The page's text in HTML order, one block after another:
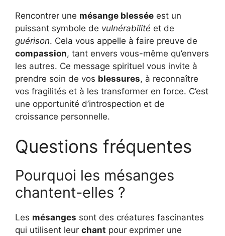
Rencontrer une mésange blessée est un
puissant symbole de vulnérabilité et de
guérison. Cela vous appelle à faire preuve de
compassion, tant envers vous-même qu’envers
les autres. Ce message spirituel vous invite à
prendre soin de vos blessures, à reconnaître
vos fragilités et à les transformer en force. C’est
une opportunité d’introspection et de
croissance personnelle.
Questions fréquentes
Pourquoi les mésanges
chantent-elles ?
Les mésanges sont des créatures fascinantes
qui utilisent leur chant pour exprimer une